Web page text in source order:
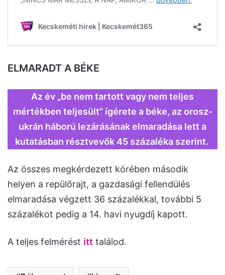
ELMARADT A BÉKE
Az év „be nem tartott vagy nem teljes
mértékben teljesült” ígérete a béke, az orosz-
ukrán háború lezárásának elmaradása lett a
kutatásban résztvevők 45 százaléka szerint.
Az összes megkérdezett körében második
helyen a repülőrajt, a gazdasági fellendülés
elmaradása végzett 36 százalékkal, további 5
százalékot pedig a 14. havi nyugdíj kapott.
A teljes felmérést itt találod.